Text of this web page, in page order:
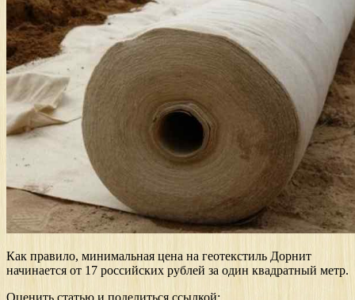
Как правило, минимальная цена на геотекстиль Дорнит
начинается от 17 российских рублей за один квадратный метр.
Оценить статью и поделиться ссылкой: